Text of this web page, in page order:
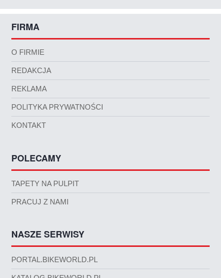
FIRMA
O FIRMIE
REDAKCJA
REKLAMA
POLITYKA PRYWATNOŚCI
KONTAKT
POLECAMY
TAPETY NA PULPIT
PRACUJ Z NAMI
NASZE SERWISY
PORTAL.BIKEWORLD.PL